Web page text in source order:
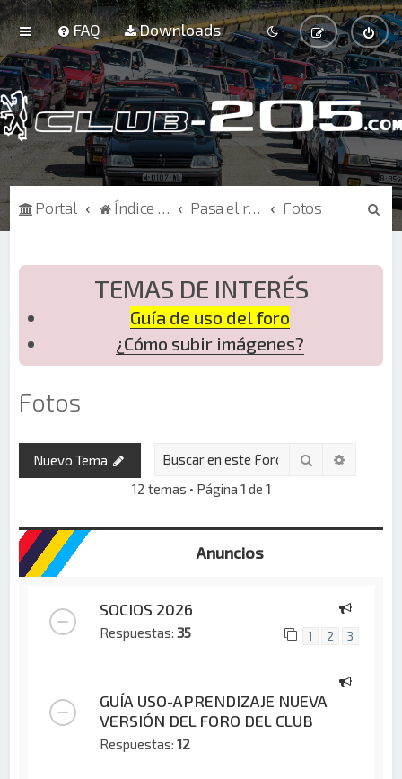
FAQ Downloads
Portal Índice de Foros Pasa el rato Fotos
B
TEMAS DE INTERÉS
Guía de uso del foro
¿Cómo subir imágenes?
Fotos
Nuevo Tema Buscar
12 temas • Página 1 de 1
Anuncios
SOCIOS 2026
Respuestas: 35 1 2 3
GUÍA USO-APRENDIZAJE NUEVA
VERSIÓN DEL FORO DEL CLUB
Respuestas:12